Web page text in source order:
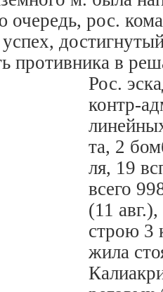
оче­редь, рос.
ус­пех,
про­тив­ни­ка в
Рос.
контр-
та, 2
ля, 19
все­го
(11
строю 3
жи­ла